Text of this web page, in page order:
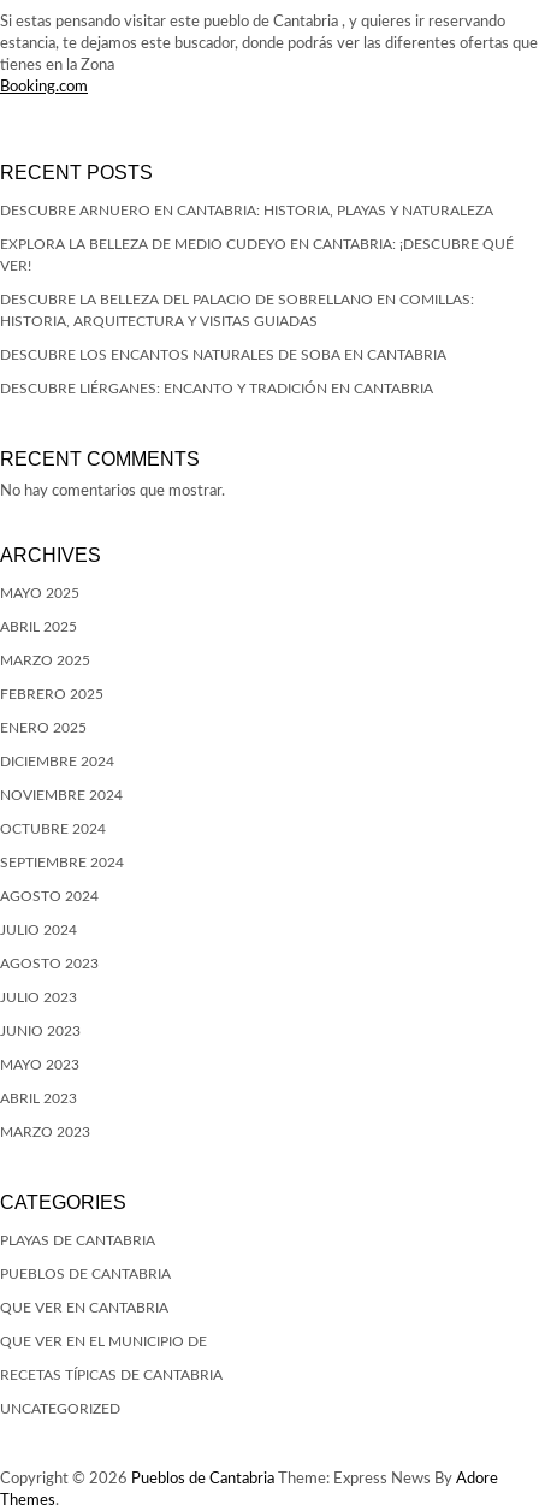
Si estas pensando visitar este pueblo de Cantabria , y quieres ir reservando
estancia, te dejamos este buscador, donde podrás ver las diferentes ofertas que
tienes en la Zona
Booking.com
RECENT POSTS
DESCUBRE ARNUERO EN CANTABRIA: HISTORIA, PLAYAS Y NATURALEZA
EXPLORA LA BELLEZA DE MEDIO CUDEYO EN CANTABRIA: ¡DESCUBRE QUÉ
VER!
DESCUBRE LA BELLEZA DEL PALACIO DE SOBRELLANO EN COMILLAS:
HISTORIA, ARQUITECTURA Y VISITAS GUIADAS
DESCUBRE LOS ENCANTOS NATURALES DE SOBA EN CANTABRIA
DESCUBRE LIÉRGANES: ENCANTO Y TRADICIÓN EN CANTABRIA
RECENT COMMENTS
No hay comentarios que mostrar.
ARCHIVES
MAYO 2025
ABRIL 2025
MARZO 2025
FEBRERO 2025
ENERO 2025
DICIEMBRE 2024
NOVIEMBRE 2024
OCTUBRE 2024
SEPTIEMBRE 2024
AGOSTO 2024
JULIO 2024
AGOSTO 2023
JULIO 2023
JUNIO 2023
MAYO 2023
ABRIL 2023
MARZO 2023
CATEGORIES
PLAYAS DE CANTABRIA
PUEBLOS DE CANTABRIA
QUE VER EN CANTABRIA
QUE VER EN EL MUNICIPIO DE
RECETAS TÍPICAS DE CANTABRIA
UNCATEGORIZED
Copyright © 2026 Pueblos de Cantabria Theme: Express News By Adore
Themes.